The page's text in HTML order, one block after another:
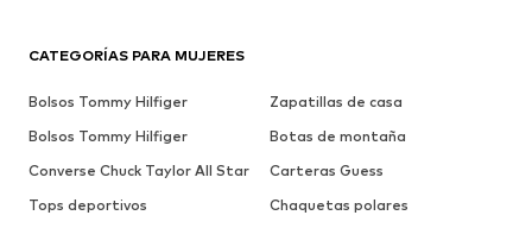
CATEGORÍAS PARA MUJERES
Bolsos Tommy Hilfiger
Zapatillas de casa
Bolsos Tommy Hilfiger
Botas de montaña
Converse Chuck Taylor All Star
Carteras Guess
Tops deportivos
Chaquetas polares